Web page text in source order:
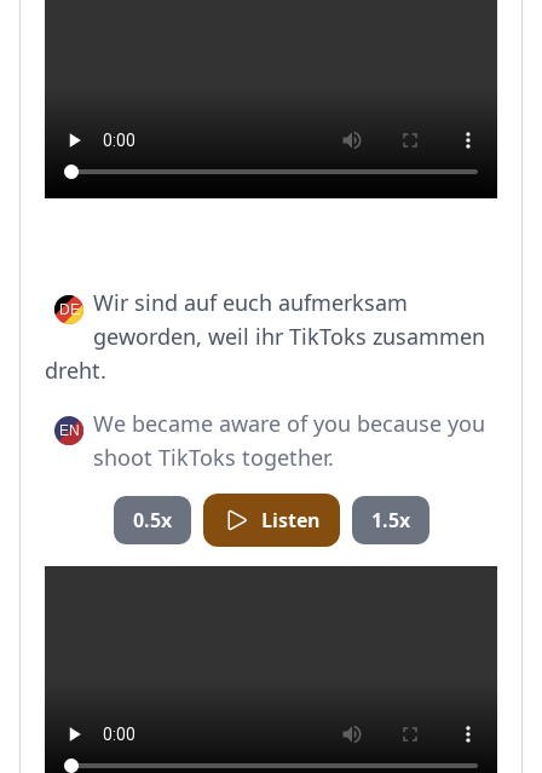
Wir sind auf euch aufmerksam
geworden, weil ihr TikToks zusammen
dreht.
We became aware of you because you
shoot TikToks together.
0.5x Listen 1.5x